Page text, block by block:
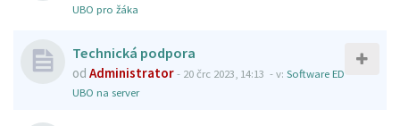
UBO pro žáka
Technická podpora
od Administrator- 20 črc 2023, 14:13 - v: Software ED
UBO na server